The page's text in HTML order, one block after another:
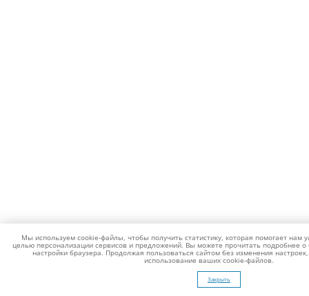
Мы используем cookie-файлы, чтобы получить статистику, которая помогает нам
целью персонализации сервисов и предложений. Вы можете прочитать подробнее о
настройки браузера. Продолжая пользоваться сайтом без изменения
использование ваших cookie-файлов.